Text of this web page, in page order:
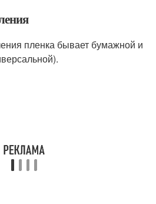
пленка бывает бумажной и